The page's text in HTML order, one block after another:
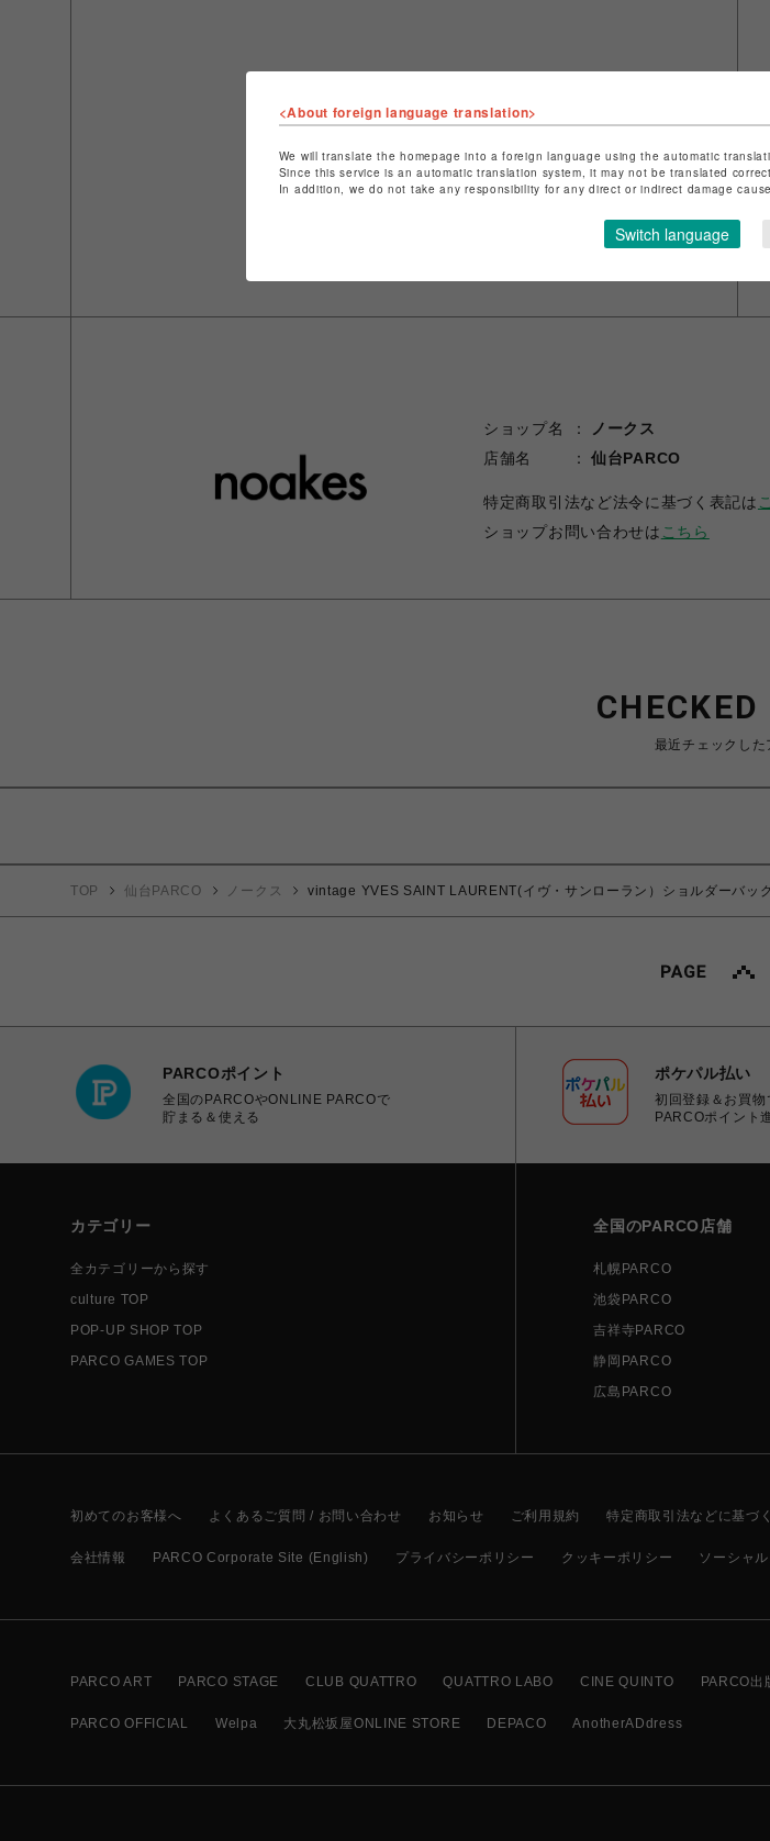
ショップ名
ノークス
店舗名
仙台PARCO
特定商取引法など法令に基づく表記は
ショップお問い合わせは こちら
最近チェックした
TOP 仙台PARCO ノークス vintage YVES SAINT LAURENT(イヴ・サンローラン）ショルダーバッ
PARCOポイント
全国のPARCOやONLINE PARCOで
貯まる＆使える
ポケパル払い
初回登録＆お買
PARCOポイント
カテゴリー
全カテゴリーから探す
culture TOP
POP-UP SHOP TOP
PARCO GAMES TOP
全国のPARCO店舗
札幌PARCO
池袋PARCO
吉祥寺PARCO
静岡PARCO
広島PARCO
初めてのお客様へ よくあるご質問 / お問い合わせ お知らせ ご利用規約 特定商取引法などに基づ
会社情報 PARCO Corporate Site (English) プライバシーポリシー クッキーポリシー ソーシャ
PARCO ART PARCO STAGE CLUB QUATTRO QUATTRO LABO CINE QUINTO PARCO出
PARCO OFFICIAL Welpa 大丸松坂屋ONLINE STORE DEPACO AnotherADdress
<About foreign language translation>
We will translate the homepage into a foreign language using the automatic
Since this service is an automatic translation system, it may not be translated
In addition, we do not take any responsibility for any direct or indirect damage
Switch language